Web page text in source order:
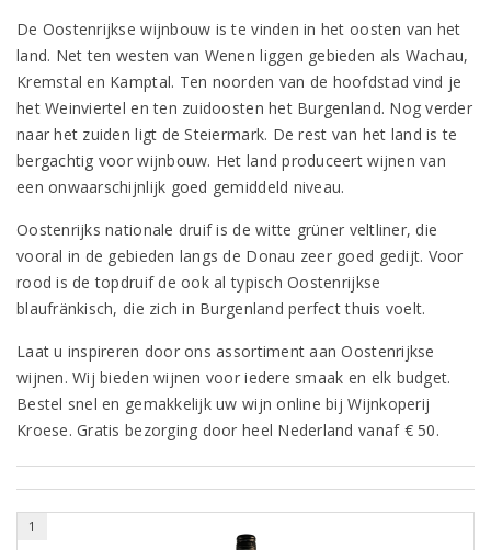
De Oostenrijkse wijnbouw is te vinden in het oosten van het
land. Net ten westen van Wenen liggen gebieden als Wachau,
Kremstal en Kamptal. Ten noorden van de hoofdstad vind je
het Weinviertel en ten zuidoosten het Burgenland. Nog verder
naar het zuiden ligt de Steiermark. De rest van het land is te
bergachtig voor wijnbouw. Het land produceert wijnen van
een onwaarschijnlijk goed gemiddeld niveau.
Oostenrijks nationale druif is de witte grüner veltliner, die
vooral in de gebieden langs de Donau zeer goed gedijt. Voor
rood is de topdruif de ook al typisch Oostenrijkse
blaufränkisch, die zich in Burgenland perfect thuis voelt.
Laat u inspireren door ons assortiment aan Oostenrijkse
wijnen. Wij bieden wijnen voor iedere smaak en elk budget.
Bestel snel en gemakkelijk uw wijn online bij Wijnkoperij
Kroese. Gratis bezorging door heel Nederland vanaf € 50.
1